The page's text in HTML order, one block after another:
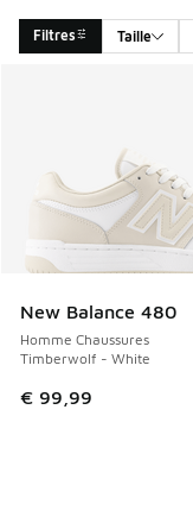
Filtres Taille
New Balance 480
Homme Chaussures
Timberwolf - White
€ 99,99